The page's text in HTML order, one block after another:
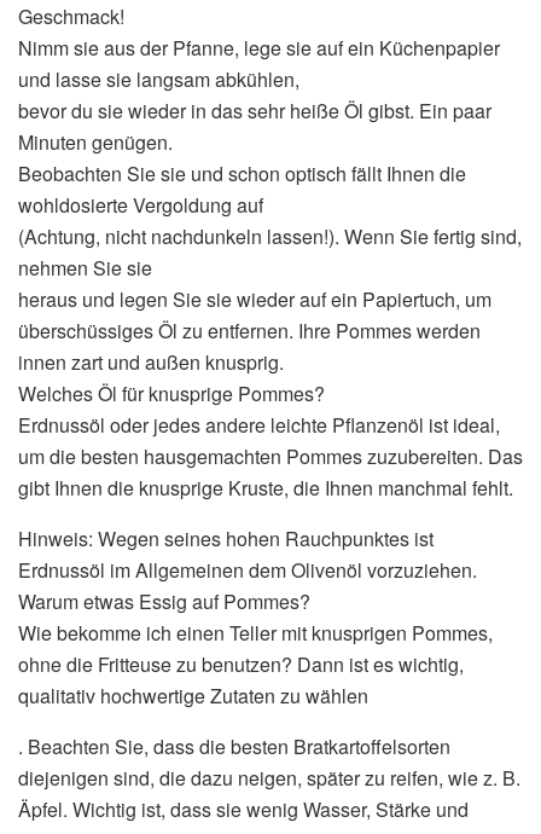
Geschmack!
Nimm sie aus der Pfanne, lege sie auf ein Küchenpapier
und lasse sie langsam abkühlen,
bevor du sie wieder in das sehr heiße Öl gibst. Ein paar
Minuten genügen.
Beobachten Sie sie und schon optisch fällt Ihnen die
wohldosierte Vergoldung auf
(Achtung, nicht nachdunkeln lassen!). Wenn Sie fertig sind,
nehmen Sie sie
heraus und legen Sie sie wieder auf ein Papiertuch, um
überschüssiges Öl zu entfernen. Ihre Pommes werden
innen zart und außen knusprig.
Welches Öl für knusprige Pommes?
Erdnussöl oder jedes andere leichte Pflanzenöl ist ideal,
um die besten hausgemachten Pommes zuzubereiten. Das
gibt Ihnen die knusprige Kruste, die Ihnen manchmal fehlt.
Hinweis: Wegen seines hohen Rauchpunktes ist
Erdnussöl im Allgemeinen dem Olivenöl vorzuziehen.
Warum etwas Essig auf Pommes?
Wie bekomme ich einen Teller mit knusprigen Pommes,
ohne die Fritteuse zu benutzen? Dann ist es wichtig,
qualitativ hochwertige Zutaten zu wählen
. Beachten Sie, dass die besten Bratkartoffelsorten
diejenigen sind, die dazu neigen, später zu reifen, wie z. B.
Äpfel. Wichtig ist, dass sie wenig Wasser, Stärke und